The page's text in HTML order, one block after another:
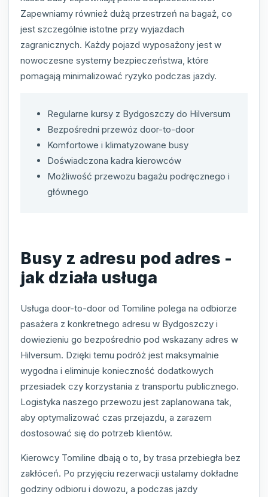
Zapewniamy również dużą przestrzeń na bagaż, co
jest szczególnie istotne przy wyjazdach
zagranicznych. Każdy pojazd wyposażony jest w
nowoczesne systemy bezpieczeństwa, które
pomagają minimalizować ryzyko podczas jazdy.
Regularne kursy z Bydgoszczy do Hilversum
Bezpośredni przewóz door-to-door
Komfortowe i klimatyzowane busy
Doświadczona kadra kierowców
Możliwość przewozu bagażu podręcznego i
głównego
Busy z adresu pod adres -
jak działa usługa
Usługa door-to-door od Tomiline polega na odbiorze
pasażera z konkretnego adresu w Bydgoszczy i
dowiezieniu go bezpośrednio pod wskazany adres w
Hilversum. Dzięki temu podróż jest maksymalnie
wygodna i eliminuje konieczność dodatkowych
przesiadek czy korzystania z transportu publicznego.
Logistyka naszego przewozu jest zaplanowana tak,
aby optymalizować czas przejazdu, a zarazem
dostosować się do potrzeb klientów.
Kierowcy Tomiline dbają o to, by trasa przebiegła bez
zakłóceń. Po przyjęciu rezerwacji ustalamy dokładne
godziny odbioru i dowozu, a podczas jazdy